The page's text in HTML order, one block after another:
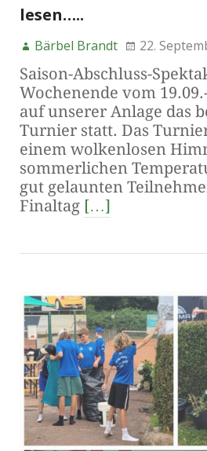
lesen…..
Bärbel Brandt 22.
Saison-Abschluss-
Wochenende vom
auf unserer Anlage das
Turnier statt. Das
einem wolkenlosen
sommerlichen
gut gelaunten
Finaltag […]